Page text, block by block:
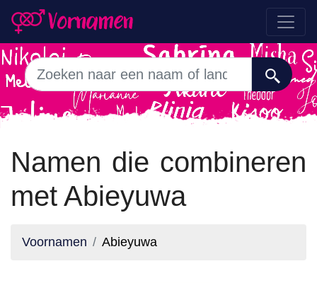
Namen die combineren
met Abieyuwa
Voornamen Abieyuwa